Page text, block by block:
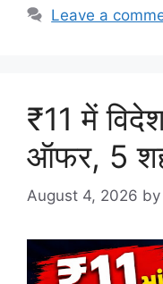
Leave a
₹11 में
ऑफर, 5
August 4, 2026 by